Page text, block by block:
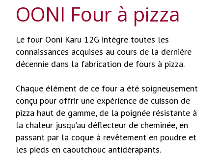
OONI Four à pizza
Le four Ooni Karu 12G intègre toutes les
connaissances acquises au cours de la dernière
décennie dans la fabrication de fours à pizza.
Chaque élément de ce four a été soigneusement
conçu pour offrir une expérience de cuisson de
pizza haut de gamme, de la poignée résistante à
la chaleur jusqu’au déflecteur de cheminée, en
passant par la coque à revêtement en poudre et
les pieds en caoutchouc antidérapants.